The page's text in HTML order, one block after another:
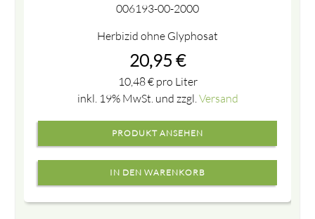
006193-00-2000
Herbizid ohne Glyphosat
20,95 €
10,48€pro Liter
inkl. 19% MwSt. und zzgl. Versand
PRODUKT ANSEHEN